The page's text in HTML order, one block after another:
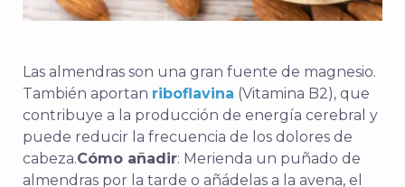
Las almendras son una gran fuente de magnesio.
También aportan riboflavina (Vitamina B2), que
contribuye a la producción de energía cerebral y
puede reducir la frecuencia de los dolores de
cabeza.Cómo añadir: Merienda un puñado de
almendras por la tarde o añádelas a la avena, el